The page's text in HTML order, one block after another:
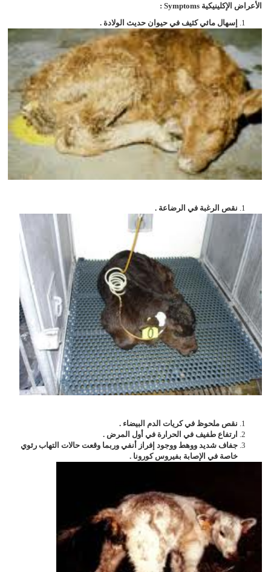
الأعراض الإكلينيكية Symptoms
:
إسهال مائي كثيف في حيوان حديث الولادة .
نقص الرغبة في الرضاعة .
نقص ملحوظ في كريات الدم البيضاء .
ارتفاع طفيف في الحرارة في أول المرض .
جفاف شديد ووهط ووجود إفراز أنفي وربما وقعت حالات التهاب رئوي
خاصة في الإصابة بفيروس كورونا .